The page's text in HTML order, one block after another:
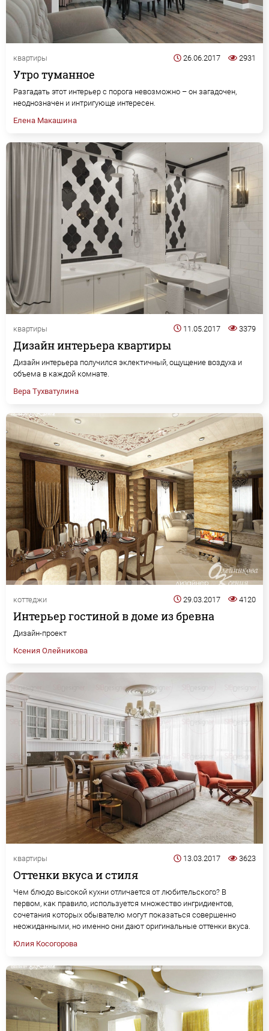
квартиры 26.06.2017 2931
Утро туманное
Разгадать этот интерьер с порога невозможно – он загадочен,
неоднозначен и интригующе интересен.
Елена Макашина
квартиры 11.05.2017 3379
Дизайн интерьера квартиры
Дизайн интерьера получился эклектичный, ощущение воздуха и
объема в каждой комнате.
Вера Тухватулина
коттеджи 29.03.2017 4120
Интерьер гостиной в доме из бревна
Дизайн-проект
Ксения Олейникова
квартиры 13.03.2017 3623
Оттенки вкуса и стиля
Чем блюдо высокой кухни отличается от любительского? В
первом, как правило, используется множество ингридиентов,
сочетания которых обывателю могут показаться совершенно
неожиданными, но именно они дают оригинальные оттенки вкуса.
Юлия Косогорова